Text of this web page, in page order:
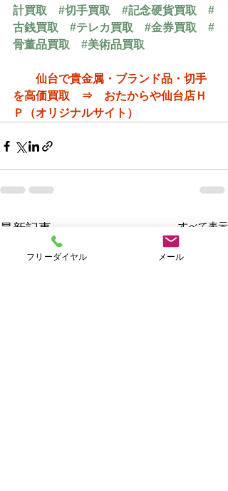
計買取
#切手買取 #記念硬貨買取
#
古銭買取
#テレカ買取 #金券買取
#
骨董品買取
#美術品買取
仙台で貴金属・ブランド品・切手
を高価買取　⇒　おたからや仙台店Ｈ
Ｐ（オリジナルサイト）
最新記事 すべて表示
フリーダイヤル メール